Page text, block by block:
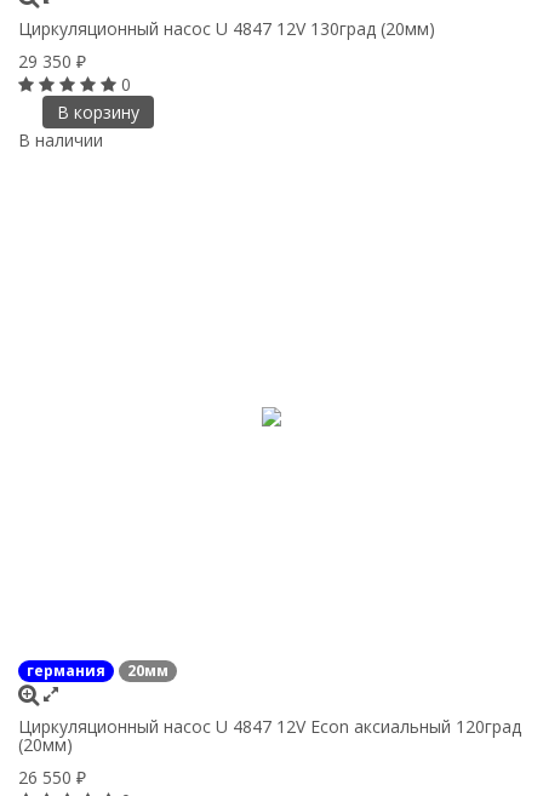
Циркуляционный насос U 4847 12V 130град (20мм)
29 350 ₽
0
В корзину
В наличии
германия 20мм
Циркуляционный насос U 4847 12V Econ аксиальный 120град
(20мм)
26 550 ₽